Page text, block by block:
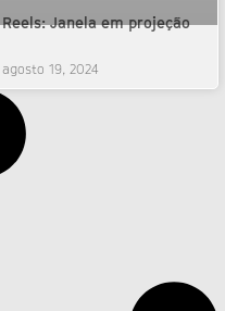
Reels: Janela em projeção
agosto 19, 2024